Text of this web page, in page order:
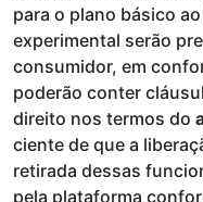
para o plano básico
experimental serão
consumidor, em
poderão conter
direito nos termos do
ciente de que a
retirada dessas
pela plataforma